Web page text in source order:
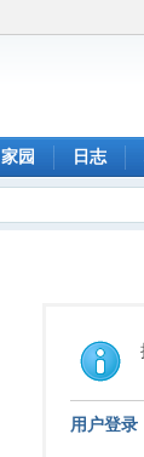
家园 日志
用户登录